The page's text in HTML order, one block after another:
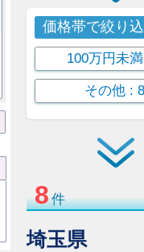
価格帯で絞り
100万円未満
その他 :
8件
埼玉県